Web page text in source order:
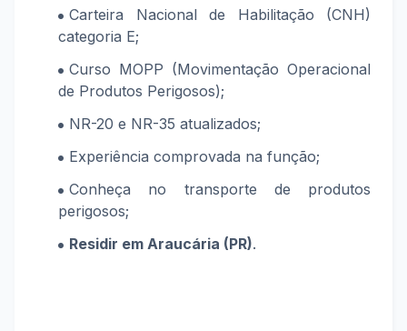
Carteira Nacional de Habilitação (CNH)
categoria E;
Curso MOPP (Movimentação Operacional
de Produtos Perigosos);
NR-20 e NR-35 atualizados;
Experiência comprovada na função;
Conheça no transporte de produtos
perigosos;
Residir em Araucária (PR).